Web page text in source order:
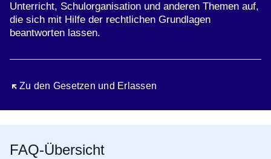
Unterricht, Schulorganisation und anderen Themen auf,
die sich mit Hilfe der rechtlichen Grundlagen
beantworten lassen.
Zu den Gesetzen und Erlassen
Öffnet sich in einem neuen Fenster
FAQ-Übersicht